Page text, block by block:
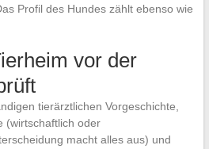
Profil des Hundes zählt ebenso wie
vor der
tierärztlichen Vorgeschichte,
(wirtschaftlich oder
macht alles aus) und